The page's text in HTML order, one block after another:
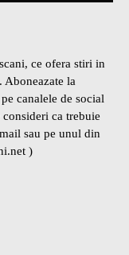
ce ofera stiri in
Aboneazate la
canalele de social
ca trebuie
sau pe unul din
)